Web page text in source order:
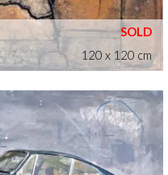
120 x 120 cm